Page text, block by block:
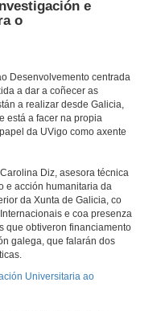
e
o
Desenvolvemento centrada
a dar a coñecer as
a realizar desde Galicia,
está a facer na propia
da UVigo como axente
Diz, asesora técnica
e acción humanitaria da
da Xunta de Galicia, co
e coa presenza
que obtiveron financiamento
galega, que falarán dos
Universitaria ao
e contexto